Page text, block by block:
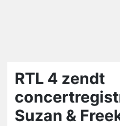
RTL 4 zendt
Suzan &